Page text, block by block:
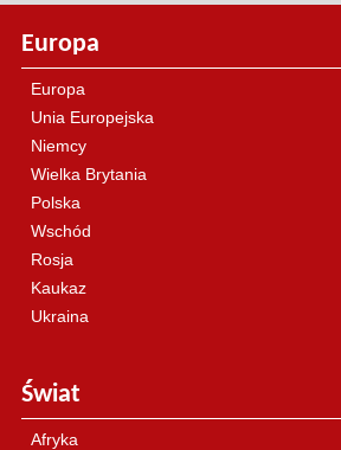
Europa
Europa
Unia Europejska
Niemcy
Wielka Brytania
Polska
Wschód
Rosja
Kaukaz
Ukraina
Świat
Afryka